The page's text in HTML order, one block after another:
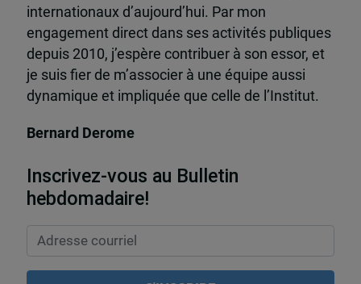
internationaux d’aujourd’hui. Par mon
engagement direct dans ses activités publiques
depuis 2010, j’espère contribuer à son essor, et
je suis fier de m’associer à une équipe aussi
dynamique et impliquée que celle de l’Institut.
Bernard Derome
Inscrivez-vous au Bulletin
hebdomadaire!